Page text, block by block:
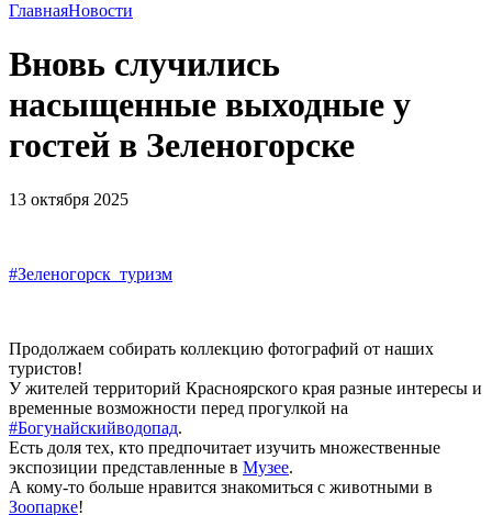
ГлавнаяНовости
Вновь случились
насыщенные выходные у
гостей в Зеленогорске
13 октября 2025
#Зеленогорск_туризм
Продолжаем собирать коллекцию фотографий от наших
туристов!
У жителей территорий Красноярского края разные интересы и
временные возможности перед прогулкой на
#Богунайскийводопад.
Есть доля тех, кто предпочитает изучить множественные
экспозиции представленные в Музее.
А кому-то больше нравится знакомиться с животными в
Зоопарке!